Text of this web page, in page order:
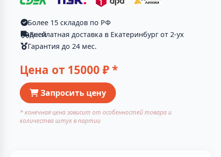
Более 15 складов по РФ
Бесплатная доставка в Екатеринбург от 2-ух дней
Гарантия до 24 мес.
Цена от 15000 ₽ *
Запросить цену
* конечная цена зависит от особенностей товара и
количества штук в партии